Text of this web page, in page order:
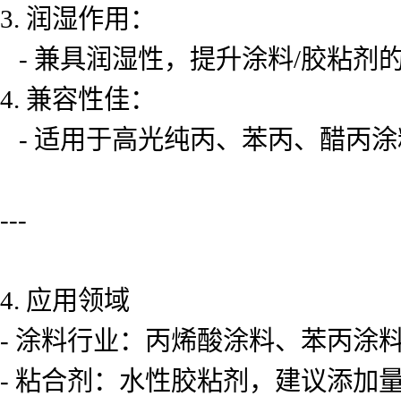
3. 润湿作用：
- 兼具润湿性，提升涂料/胶粘剂
4. 兼容性佳：
- 适用于高光纯丙、苯丙、醋丙
---
4. 应用领域
- 涂料行业：丙烯酸涂料、苯丙涂
- 粘合剂：水性胶粘剂，建议添加